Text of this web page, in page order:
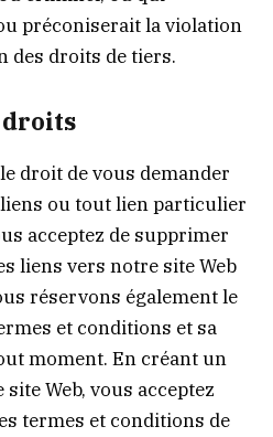
préconiserait la violation
des droits de tiers.
droits
droit de vous demander
ou tout lien particulier
acceptez de supprimer
liens vers notre site Web
réservons également le
et conditions et sa
moment. En créant un
Web, vous acceptez
termes et conditions de